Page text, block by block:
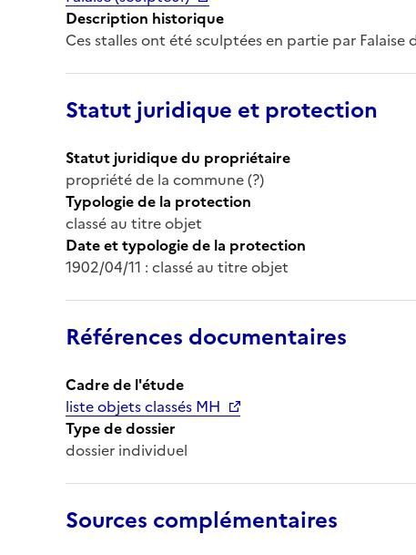
Description historique
Ces stalles ont été sculptées en partie par Falaise
Statut juridique et protection
Statut juridique du propriétaire
propriété de la commune (?)
Typologie de la protection
classé au titre objet
Date et typologie de la protection
1902/04/11 : classé au titre objet
Références documentaires
Cadre de l'étude
liste objets classés MH
Type de dossier
dossier individuel
Sources complémentaires